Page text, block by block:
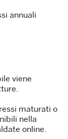
annuali
viene
maturati o
nella
online.